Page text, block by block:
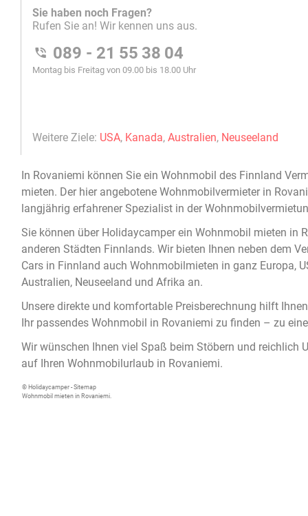
In Rovaniemi können Sie ein Wohnmobil des Finnland
mieten. Der hier angebotene Wohnmobilvermieter in
langjährig erfahrener Spezialist in der
Sie können über Holidaycamper ein Wohnmobil mieten in
anderen Städten Finnlands. Wir bieten Ihnen neben dem
Cars in Finnland auch Wohnmobilmieten in ganz Europa,
Australien, Neuseeland und Afrika an.
Unsere direkte und komfortable Preisberechnung hilft
Ihr passendes Wohnmobil in Rovaniemi zu finden – zu
Wir wünschen Ihnen viel Spaß beim Stöbern und reichlich
auf Ihren Wohnmobilurlaub in Rovaniemi.
© Holidaycamper -Sitemap
Wohnmobil mieten in Rovaniemi.